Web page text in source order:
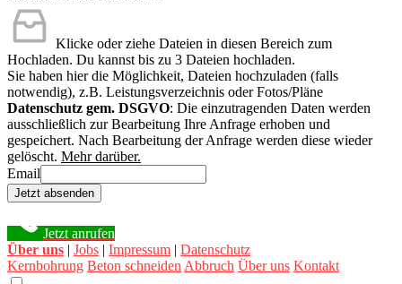
Klicke oder ziehe Dateien in diesen Bereich zum
Hochladen. Du kannst bis zu 3 Dateien hochladen.
Sie haben hier die Möglichkeit, Dateien hochzuladen (falls
notwendig), z.B. Leistungsverzeichnis oder Fotos/Pläne
Datenschutz gem. DSGVO: Die einzutragenden Daten werden
ausschließlich zur Bearbeitung Ihre Anfrage erhoben und
gespeichert. Nach Bearbeitung der Anfrage werden diese wieder
gelöscht. Mehr darüber.
Email
Jetzt absenden
Jetzt anrufen
Über uns | Jobs | Impressum | Datenschutz
Kernbohrung Beton schneiden Abbruch Über uns Kontakt